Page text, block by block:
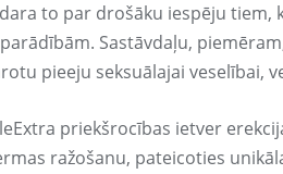
to par drošāku iespēju
Sastāvdaļu,
pieeju seksuālajai veselībai,
priekšrocības ietver
ražošanu, pateicoties